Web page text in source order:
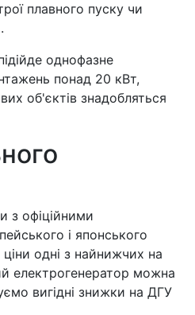
плавного пуску чи
однофазне
понад 20 кВт,
об'єктів знадобляться
з офіційними
і японського
одні з найнижчих на
електрогенератор можна
вигідні знижки на ДГУ